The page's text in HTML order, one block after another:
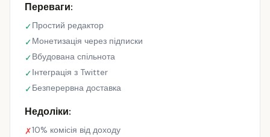
Переваги:
✓Простий редактор
✓Монетизація через підписки
✓Вбудована спільнота
✓Інтеграція з Twitter
✓Безперервна доставка
Недоліки:
✗10% комісія від доходу